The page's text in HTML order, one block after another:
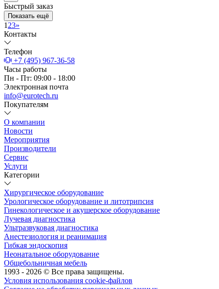
Быстрый заказ
Показать ещё
1 23»
Контакты
Телефон
+7 (495) 967-36-58
Часы работы
Пн - Пт: 09:00 - 18:00
Электронная почта
info@eurotech.ru
Покупателям
О компании
Новости
Мероприятия
Производители
Сервис
Услуги
Категории
Хирургическое оборудование
Урологическое оборудование и литотрипсия
Гинекологическое и акушерское оборудование
Лучевая диагностика
Ультразвуковая диагностика
Анестезиология и реанимация
Гибкая эндоскопия
Неонатальное оборудование
Общебольничная мебель
1993 - 2026 © Все права защищены.
Условия использования cookie-файлов